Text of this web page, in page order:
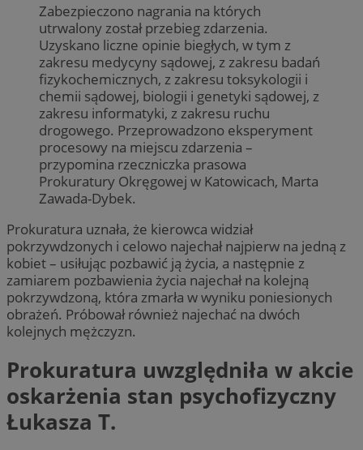
Zabezpieczono nagrania na których
utrwalony został przebieg zdarzenia.
Uzyskano liczne opinie biegłych, w tym z
zakresu medycyny sądowej, z zakresu badań
fizykochemicznych, z zakresu toksykologii i
chemii sądowej, biologii i genetyki sądowej, z
zakresu informatyki, z zakresu ruchu
drogowego. Przeprowadzono eksperyment
procesowy na miejscu zdarzenia –
przypomina rzeczniczka prasowa
Prokuratury Okręgowej w Katowicach, Marta
Zawada-Dybek.
Prokuratura uznała, że kierowca widział
pokrzywdzonych i celowo najechał najpierw na jedną z
kobiet – usiłując pozbawić ją życia, a następnie z
zamiarem pozbawienia życia najechał na kolejną
pokrzywdzoną, która zmarła w wyniku poniesionych
obrażeń. Próbował również najechać na dwóch
kolejnych mężczyzn.
Prokuratura uwzględniła w akcie
oskarżenia stan psychofizyczny
Łukasza T.